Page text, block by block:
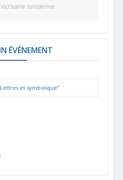
tunisienne
ÉVÉNEMENT
et symbolique”